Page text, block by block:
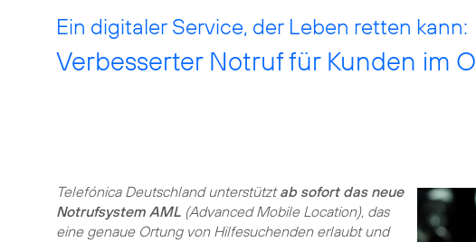
Ein digitaler Service, der Leben retten kann:
Verbesserter Notruf für Kunden im O
Telefónica Deutschland unterstütztab sofort das neue
Notrufsystem AML (Advanced Mobile Location), das
eine genaue Ortung von Hilfesuchenden erlaubt und